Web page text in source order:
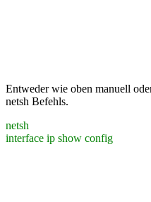
Entweder wie oben manuell
netsh Befehls.
netsh
interface ip show config